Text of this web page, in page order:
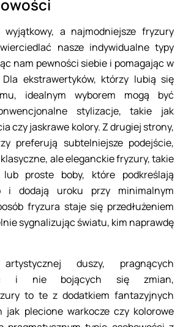
a najmodniejsze fryzury
nasze indywidualne typy
nam pewności siebie i pomagając w
ekstrawertyków, którzy lubią się
idealnym wyborem mogą być
stylizacje, takie jak
czy jaskrawe kolory. Z drugiej strony,
preferują subtelniejsze podejście,
ale eleganckie fryzury, takie
proste boby, które podkreślają
i dodają uroku przy minimalnym
fryzura staje się przedłużeniem
sygnalizując światu, kim naprawdę
duszy, pragnących
i nie bojących się zmian,
to te z dodatkiem fantazyjnych
jak plecione warkocze czy kolorowe